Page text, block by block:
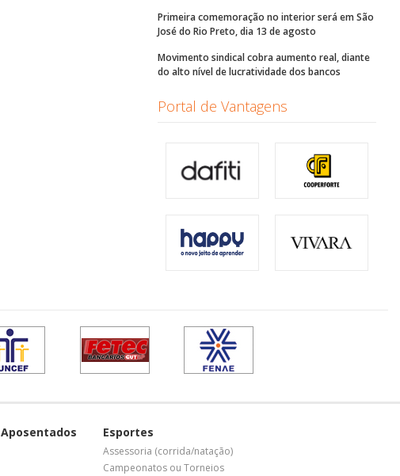
Primeira comemoração no interior será em São
José do Rio Preto, dia 13 de agosto
Movimento sindical cobra aumento real, diante
do alto nível de lucratividade dos bancos
Portal de Vantagens
Aposentados Esportes
Assessoria (corrida/natação)
Campeonatos ou Torneios